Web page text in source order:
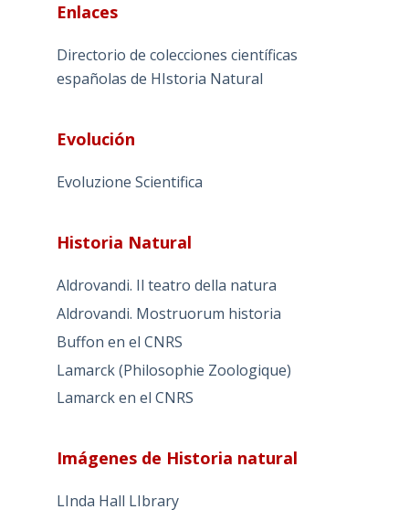
Enlaces
Directorio de colecciones científicas
españolas de HIstoria Natural
Evolución
Evoluzione Scientifica
Historia Natural
Aldrovandi. Il teatro della natura
Aldrovandi. Mostruorum historia
Buffon en el CNRS
Lamarck (Philosophie Zoologique)
Lamarck en el CNRS
Imágenes de Historia natural
LInda Hall LIbrary